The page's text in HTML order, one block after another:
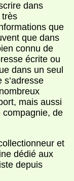
dans
très
que
que dans
connu de
écrite ou
dans un seul
mais aussi
compagnie, de
et
dédié aux
depuis